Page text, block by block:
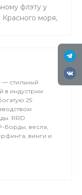
флэту у
моря,
— стильный
в индустрии
25
RRD
борды, весла,
винги и